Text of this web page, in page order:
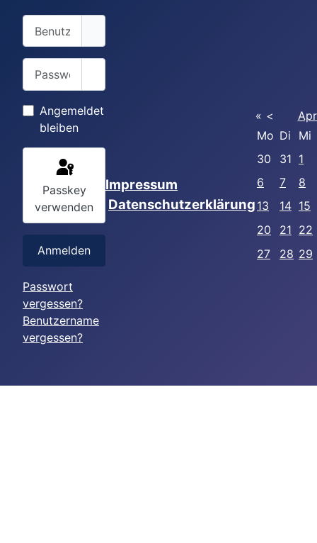
Angemeldet
bleiben
Passkey
verwenden
Anmelden
Passwort
vergessen?
Benutzername
vergessen?
Impressum
Datenschutzerklärung
« <
Mo Di
Mi
30
31 1
6
7
8
13
14 15
20
21 22
27
28 29